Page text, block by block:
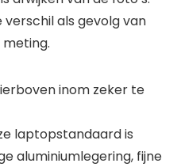
verschil als gevolg van
inom zeker te
laptopstandaard is
aluminiumlegering, fijne